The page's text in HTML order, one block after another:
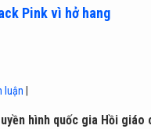
Pink vì hở hang
luận
hình quốc gia Hồi